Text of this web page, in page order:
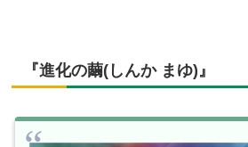
『進化の繭(しんか まゆ)』